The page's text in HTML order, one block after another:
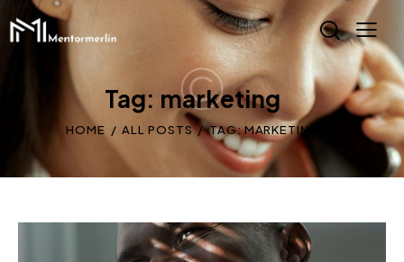
Tag: marketing
HOME ALL POSTS TAG: MARKETING